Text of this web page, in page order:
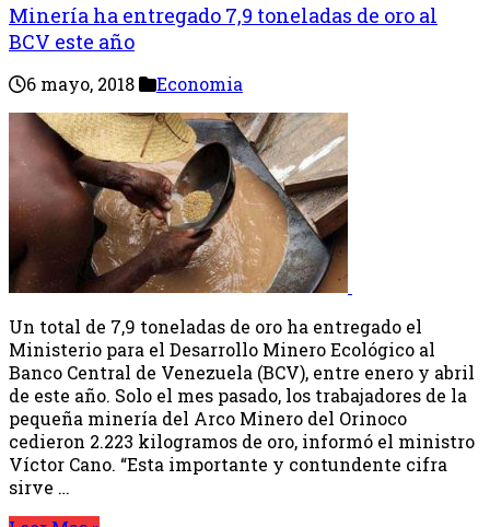
Minería ha entregado 7,9 toneladas de oro al
BCV este año
6 mayo, 2018 Economia
Un total de 7,9 toneladas de oro ha entregado el
Ministerio para el Desarrollo Minero Ecológico al
Banco Central de Venezuela (BCV), entre enero y abril
de este año. Solo el mes pasado, los trabajadores de la
pequeña minería del Arco Minero del Orinoco
cedieron 2.223 kilogramos de oro, informó el ministro
Víctor Cano. “Esta importante y contundente cifra
sirve …